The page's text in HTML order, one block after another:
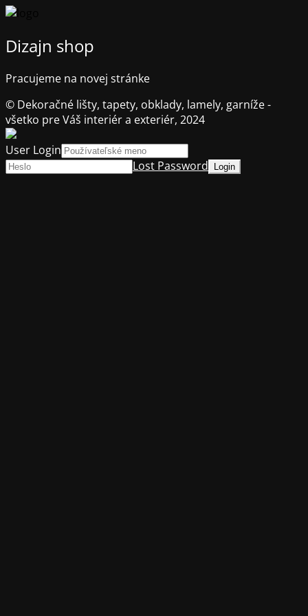
Dizajn shop
Pracujeme na novej stránke
© Dekoračné lišty, tapety, obklady, lamely, garníže -
všetko pre Váš interiér a exteriér, 2024
User Login
Lost Password